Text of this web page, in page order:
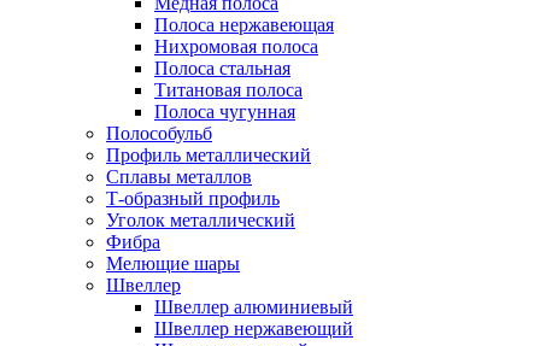
Полоса нержавеющая
Нихромовая полоса
Полоса стальная
Титановая полоса
Полоса чугунная
Полособульб
Профиль металлический
Сплавы металлов
Т-образный профиль
Уголок металлический
Фибра
Мелющие шары
Швеллер
Швеллер алюминиевый
Швеллер нержавеющий